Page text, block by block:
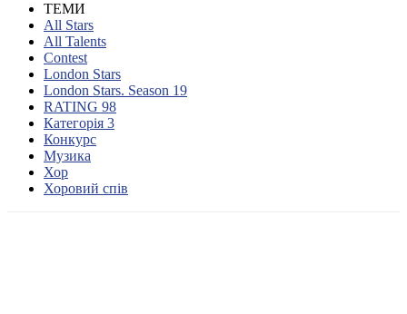
ТЕМИ
All Stars
All Talents
Contest
London Stars
London Stars. Season 19
RATING 98
Категорія 3
Конкурс
Музика
Хор
Хоровий спів